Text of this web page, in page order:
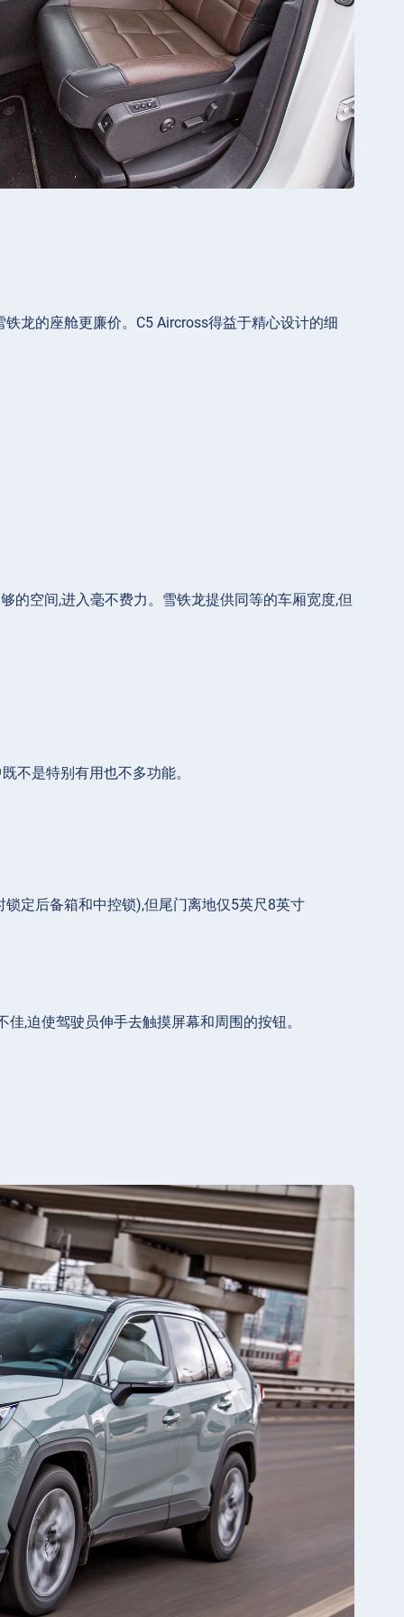
龙的座舱更廉价。C5 Aircross得益于精心设计的细
的空间,进入毫不费力。雪铁龙提供同等的车厢宽度,但
不是特别有用也不多功能。
定后备箱和中控锁),但尾门离地仅5英尺8英寸
,迫使驾驶员伸手去触摸屏幕和周围的按钮。